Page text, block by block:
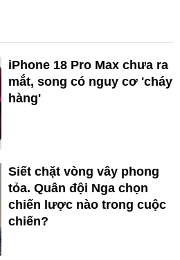
iPhone 18 Pro Max chưa ra
mắt, song có nguy cơ 'cháy
hàng'
Siết chặt vòng vây phong
tỏa. Quân đội Nga chọn
chiến lược nào trong cuộc
chiến?